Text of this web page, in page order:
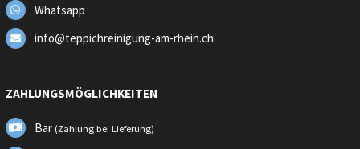
Whatsapp
info@teppichreinigung-am-rhein.ch
ZAHLUNGSMÖGLICHKEITEN
Bar (Zahlung bei Lieferung)